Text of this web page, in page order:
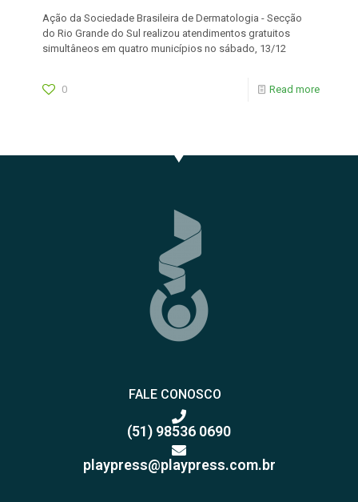
Ação da Sociedade Brasileira de Dermatologia - Secção
do Rio Grande do Sul realizou atendimentos gratuitos
simultâneos em quatro municípios no sábado, 13/12
0 Read more
FALE CONOSCO
(51) 98536 0690
playpress@playpress.com.br